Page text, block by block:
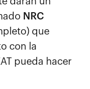
NRC
que
con la
pueda hacer